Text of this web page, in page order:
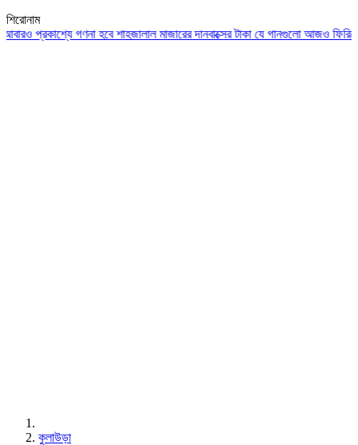
শিরোনাম
প্রকাশ্যে গণনা হবে শাহজালাল মাজারের দানবাক্সের টাকাযে গানগুলো আজও ফিরিয়ে নেয়
কুলাউড়া